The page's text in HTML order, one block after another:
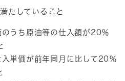
たしていること
うち原油等の仕入額が20％
単価が前年同月に比して20％